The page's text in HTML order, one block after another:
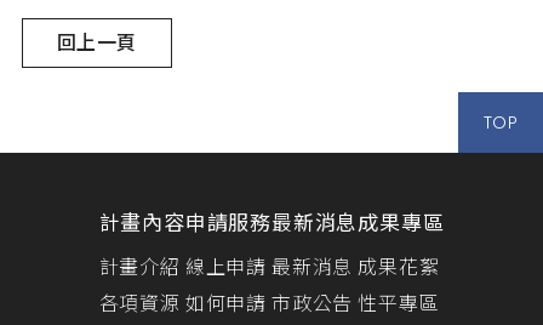
回上一頁
TOP
計畫內容
計畫介紹
各項資源
申請服務
線上申請
如何申請
最新消息
最新消息
市政公告
成果專區
成果花絮
性平專區